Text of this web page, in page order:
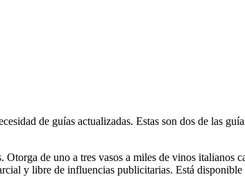
de guías actualizadas. Estas son dos de las
de uno a tres vasos a miles de vinos italianos
y libre de influencias publicitarias. Está disponible